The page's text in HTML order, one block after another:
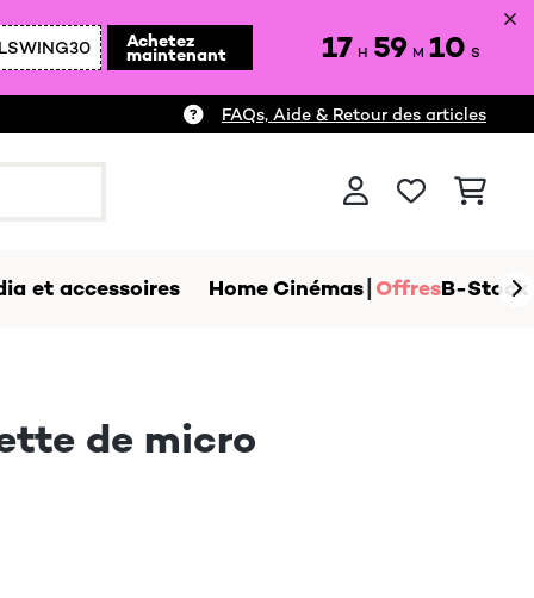
Achetez
maintenant 17 H 59 M 09 S
FAQs, Aide & Retour des articles
et accessoires Home Cinémas OffresB-Stock
de micro